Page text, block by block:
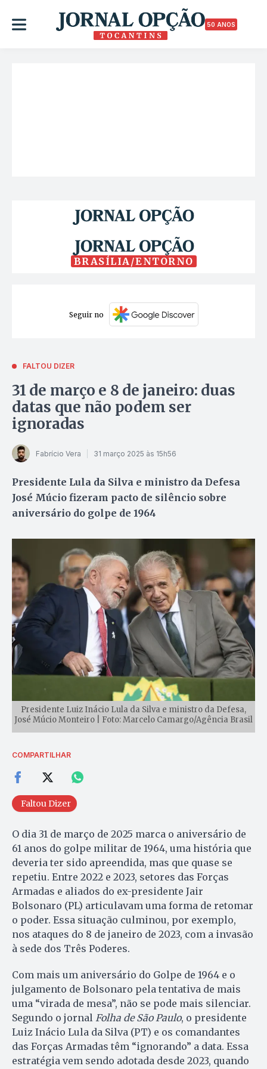
50 ANOS
BRASÍLIA/ENTORNO
Seguir no
FALTOU DIZER
31 de março e 8 de janeiro: duas
datas que não podem ser
ignoradas
Fabrício Vera 31 março 2025 às 15h56
Presidente Lula da Silva e ministro da Defesa
José Múcio fizeram pacto de silêncio sobre
aniversário do golpe de 1964
Presidente Luiz Inácio Lula da Silva e ministro da Defesa,
José Múcio Monteiro | Foto: Marcelo Camargo/Agência Brasil
COMPARTILHAR
Faltou Dizer
O dia 31 de março de 2025 marca o aniversário de
61 anos do golpe militar de 1964, uma história que
deveria ter sido apreendida, mas que quase se
repetiu. Entre 2022 e 2023, setores das Forças
Armadas e aliados do ex-presidente Jair
Bolsonaro (PL) articulavam uma forma de retomar
o poder. Essa situação culminou, por exemplo,
nos ataques do 8 de janeiro de 2023, com a invasão
à sede dos Três Poderes.
Com mais um aniversário do Golpe de 1964 e o
julgamento de Bolsonaro pela tentativa de mais
uma “virada de mesa”, não se pode mais silenciar.
Segundo o jornal Folha de São Paulo, o presidente
Luiz Inácio Lula da Silva (PT) e os comandantes
das Forças Armadas têm “ignorando” a data. Essa
estratégia vem sendo adotada desde 2023, quando